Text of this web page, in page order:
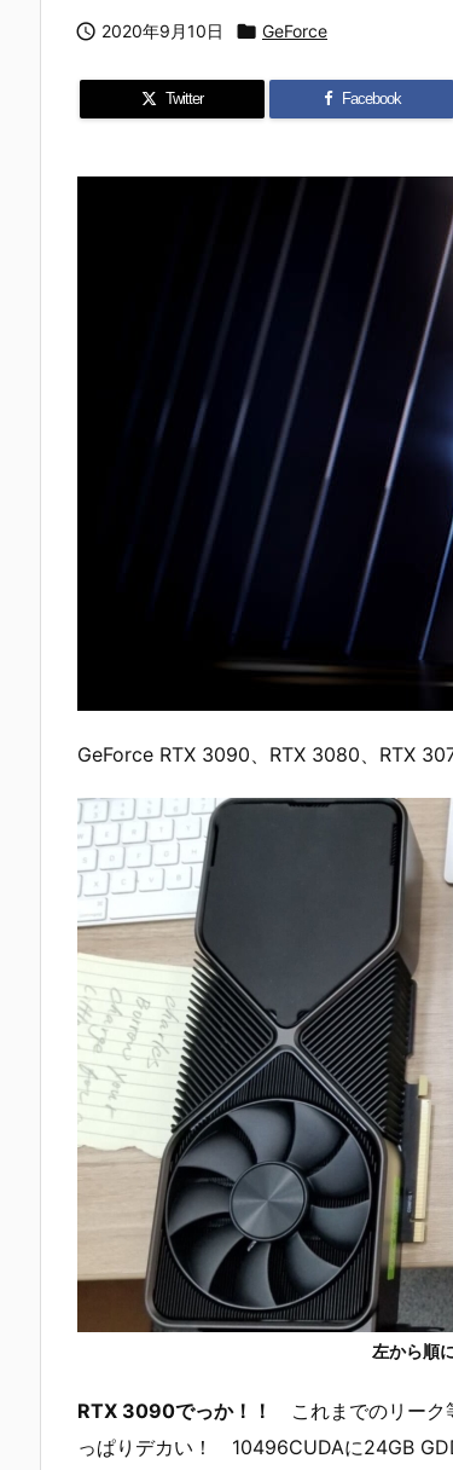
 2020年9月10日  GeForce
Twitter Facebook
GeForce RTX 3090、RTX 3080、RTX
左から順
RTX 3090でっか！！
これまでのリーク
っぱりデカい！ 10496CUDAに24GB